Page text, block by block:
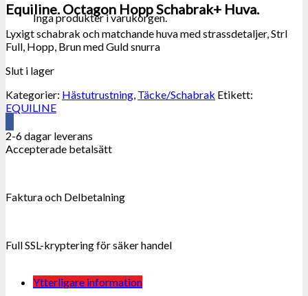
Inga produkter i varukorgen.
Equiline. Octagon Hopp Schabrak+ Huva.
Lyxigt schabrak och matchande huva med strassdetaljer, Strl
Full, Hopp, Brun med Guld snurra
Slut i lager
Kategorier: Hästutrustning Täcke/Schabrak Etikett:
EQUILINE
2-6 dagar leverans
Accepterade betalsätt
Faktura och Delbetalning
Full SSL-kryptering för säker handel
Ytterligare information